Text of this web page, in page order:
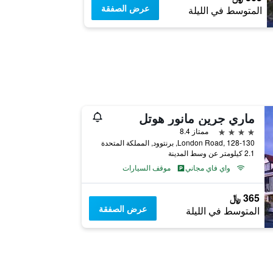
المتوسط في الليلة عرض الصفقة
ماري جرين مانور هوتل
4 نجوم
ممتاز 8.4
London Road, 128-130, برنتوود, المملكة المتحدة
2.1 كيلومتر عن وسط المدينة
واي فاي مجاني
موقف السيارات
365 ﷼
المتوسط في الليلة عرض الصفقة